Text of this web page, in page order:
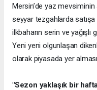
Mersin’de yaz
seyyar tezgahlarda satışa
ilkbaharın serin ve
Yeni yeni olgunlaşan
olarak piyasada yer
"Sezon yaklaşık bir